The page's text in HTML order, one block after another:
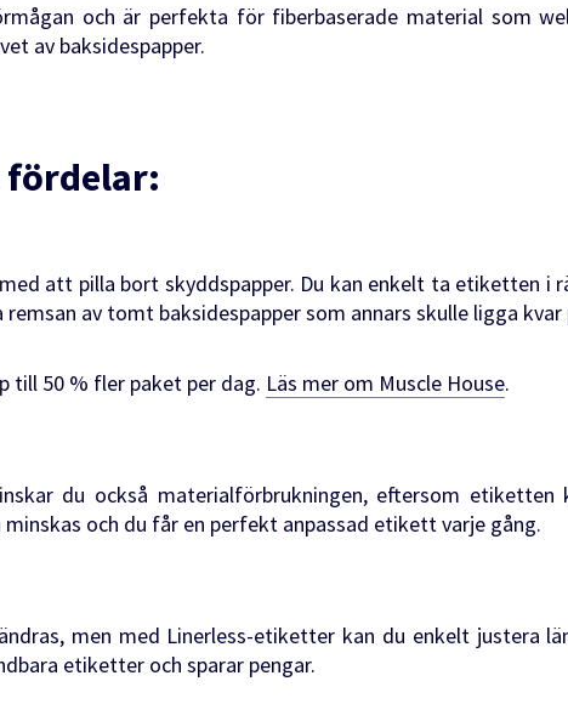
och är perfekta för fiberbaserade material som
av baksidespapper.
fördelar:
att pilla bort skyddspapper. Du kan enkelt ta etiketten
av tomt baksidespapper som annars skulle ligga
till 50 % fler paket per dag. Läs mer om Muscle House.
du också materialförbrukningen, eftersom
och du får en perfekt anpassad etikett varje gång.
men med Linerless-etiketter kan du enkelt justera
etiketter och sparar pengar.